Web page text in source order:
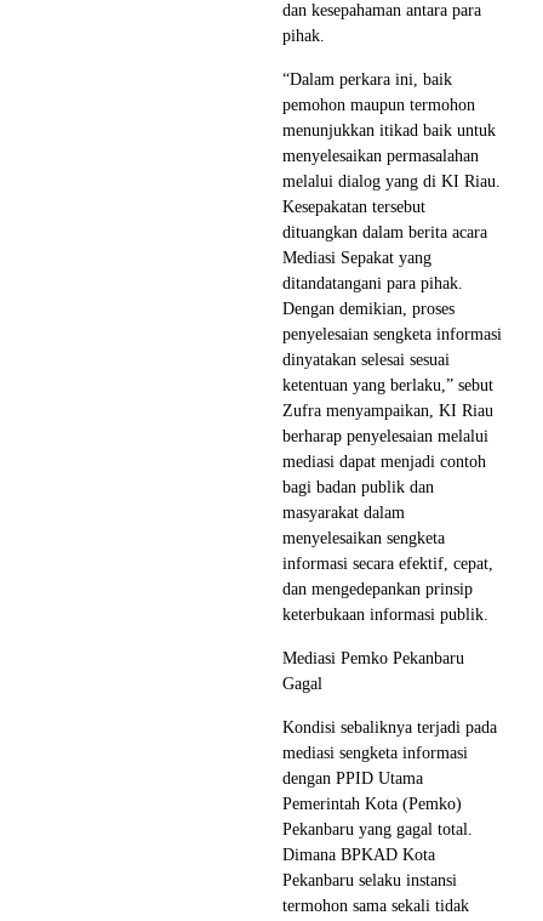
dan kesepahaman antara para
pihak.
“Dalam perkara ini, baik
pemohon maupun termohon
menunjukkan itikad baik untuk
menyelesaikan permasalahan
melalui dialog yang di KI Riau.
Kesepakatan tersebut
dituangkan dalam berita acara
Mediasi Sepakat yang
ditandatangani para pihak.
Dengan demikian, proses
penyelesaian sengketa informasi
dinyatakan selesai sesuai
ketentuan yang berlaku,” sebut
Zufra menyampaikan, KI Riau
berharap penyelesaian melalui
mediasi dapat menjadi contoh
bagi badan publik dan
masyarakat dalam
menyelesaikan sengketa
informasi secara efektif, cepat,
dan mengedepankan prinsip
keterbukaan informasi publik.
Mediasi Pemko Pekanbaru
Gagal
​Kondisi sebaliknya terjadi pada
mediasi sengketa informasi
dengan PPID Utama
Pemerintah Kota (Pemko)
Pekanbaru yang gagal total.
Dimana BPKAD Kota
Pekanbaru selaku instansi
termohon sama sekali tidak